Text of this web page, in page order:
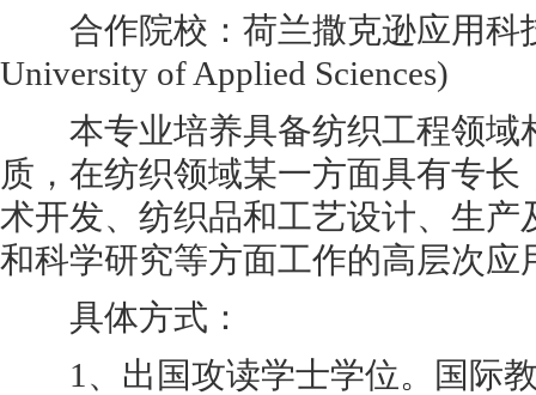
合作院校：荷兰撒克逊应用科
University of Applied Sciences)
本专业培养具备纺织工程领域
质，在纺织领域某一方面具有专
术开发、纺织品和工艺设计、生产
和科学研究等方面工作的高层次应
具体方式：
1、出国攻读学士学位。国际教